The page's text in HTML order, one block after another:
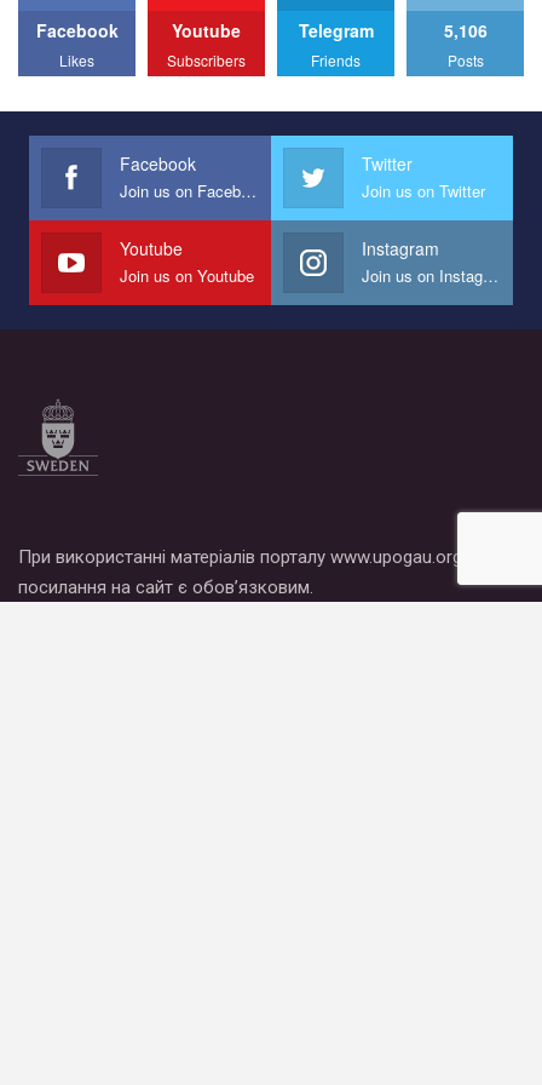
All you have to do is to press "Like" below the video.
Эмоционально сильный ролик от команды "Гей-альянс
представляющий программу развития организации.
Мы просим вас поддержать нас и помочь нам реализовать
наш план по борьбе с насилием и дискриминацией на почве
СОГИ в Украине.
Все, что вам нужно сделать - это зайти на наш канал YouTube
по этой ссылке и поставить лайк под видео.
Facebook
Likes
Youtube
Subscribers
Telegram
Friends
5,106
Posts
Facebook
Join us on Facebook
Twitter
Join us on Twitter
Youtube
Join us on Youtube
Instagram
Join us on Instagram
При використанні матеріалів порталу www.upogau.org
посилання на сайт є обов’язковим.